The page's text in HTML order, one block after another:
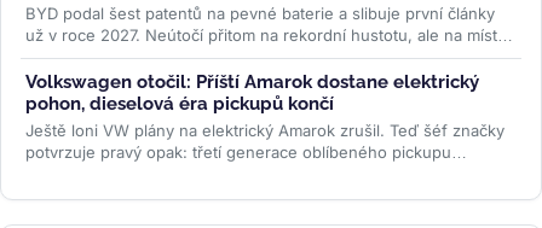
BYD podal šest patentů na pevné baterie a slibuje první články
už v roce 2027. Neútočí přitom na rekordní hustotu, ale na místo,
kde...>>
Volkswagen otočil: Příští Amarok dostane elektrický
pohon, dieselová éra pickupů končí
Ještě loni VW plány na elektrický Amarok zrušil. Teď šéf značky
potvrzuje pravý opak: třetí generace oblíbeného pickupu